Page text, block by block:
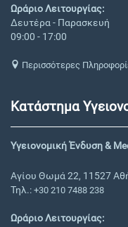
Ωράριο Λειτουργίας:
Δευτέρα - Παρασκευή
09:00 - 17:00
Περισσότερες
Κατάστημα
Υγειονομική Ένδυση &
Αγίου Θωμά 22, 11527
Τηλ.: +30 210 7488 238
Ωράριο Λειτουργίας: